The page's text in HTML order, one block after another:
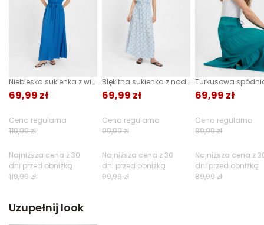
Więcej informacji o dostawietutaj.
Niebieski
Rozmiar:
34,36
44
100% wiskoza
Niebieska sukienka z wiązaniem maxi
69,99 zł
Cena regularna
119,99 zł
Najniższa cena z 30
dni przed obniżką
119,99 zł
Błękitna sukienka z nadrukiem
69,99 zł
Cena regularna
99,99 zł
Najniższa cena z 30
dni przed obniżką
99,99 zł
69,99 zł
Cena regularna
89,99 zł
Najniższa cena z
dni przed obniżką
89,99 zł
Uzupełnij look